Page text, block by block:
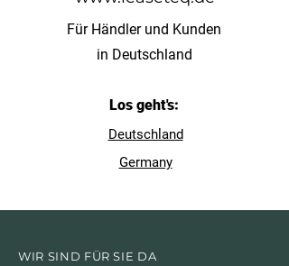
Für Händler und Kunden
in Deutschland
Los geht's:
Deutschland
Germany
WIR SIND FÜR SIE DA